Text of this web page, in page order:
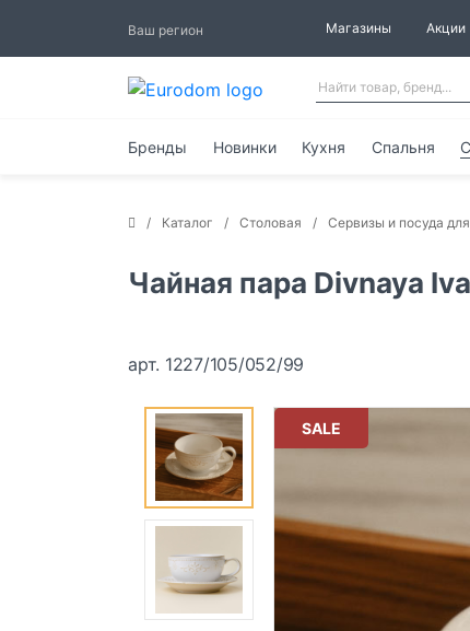
Ваш регион Магазины Акции
Бренды Новинки Кухня Спальня
Каталог Столовая Сервизы и посуда
Чайная пара Divnaya
арт. 1227/105/052/99
SALE